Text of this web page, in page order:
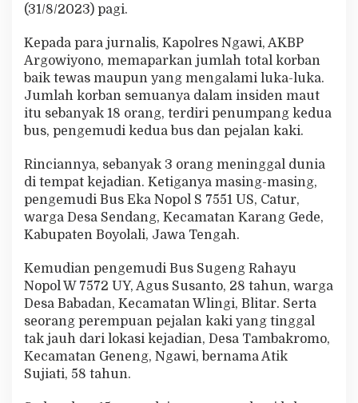
u
;
3
T
e
a
s
5
L
k
a
-
u
a
(31/8/2023) pagi.
Kepada para jurnalis, Kapolres Ngawi, AKBP
Argowiyono, memaparkan jumlah total korban
baik tewas maupun yang mengalami luka-luka.
Jumlah korban semuanya dalam insiden maut
itu sebanyak 18 orang, terdiri penumpang kedua
bus, pengemudi kedua bus dan pejalan kaki.
Rinciannya, sebanyak 3 orang meninggal dunia
di tempat kejadian. Ketiganya masing-masing,
pengemudi Bus Eka Nopol S 7551 US, Catur,
warga Desa Sendang, Kecamatan Karang Gede,
Kabupaten Boyolali, Jawa Tengah.
Kemudian pengemudi Bus Sugeng Rahayu
Nopol W 7572 UY, Agus Susanto, 28 tahun, warga
Desa Babadan, Kecamatan Wlingi, Blitar. Serta
seorang perempuan pejalan kaki yang tinggal
tak jauh dari lokasi kejadian, Desa Tambakromo,
Kecamatan Geneng, Ngawi, bernama Atik
Sujiati, 58 tahun.